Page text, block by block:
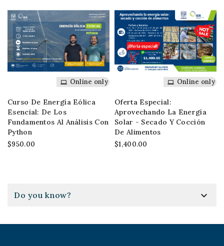
Online only
Curso De Energía Eólica
Esencial: De Los
Fundamentos Al Análisis Con
Python
$950.00
Online only
Oferta Especial:
Aprovechando La Energía
Solar - Secado Y Cocción
De Alimentos
$1,400.00
Do you know? 